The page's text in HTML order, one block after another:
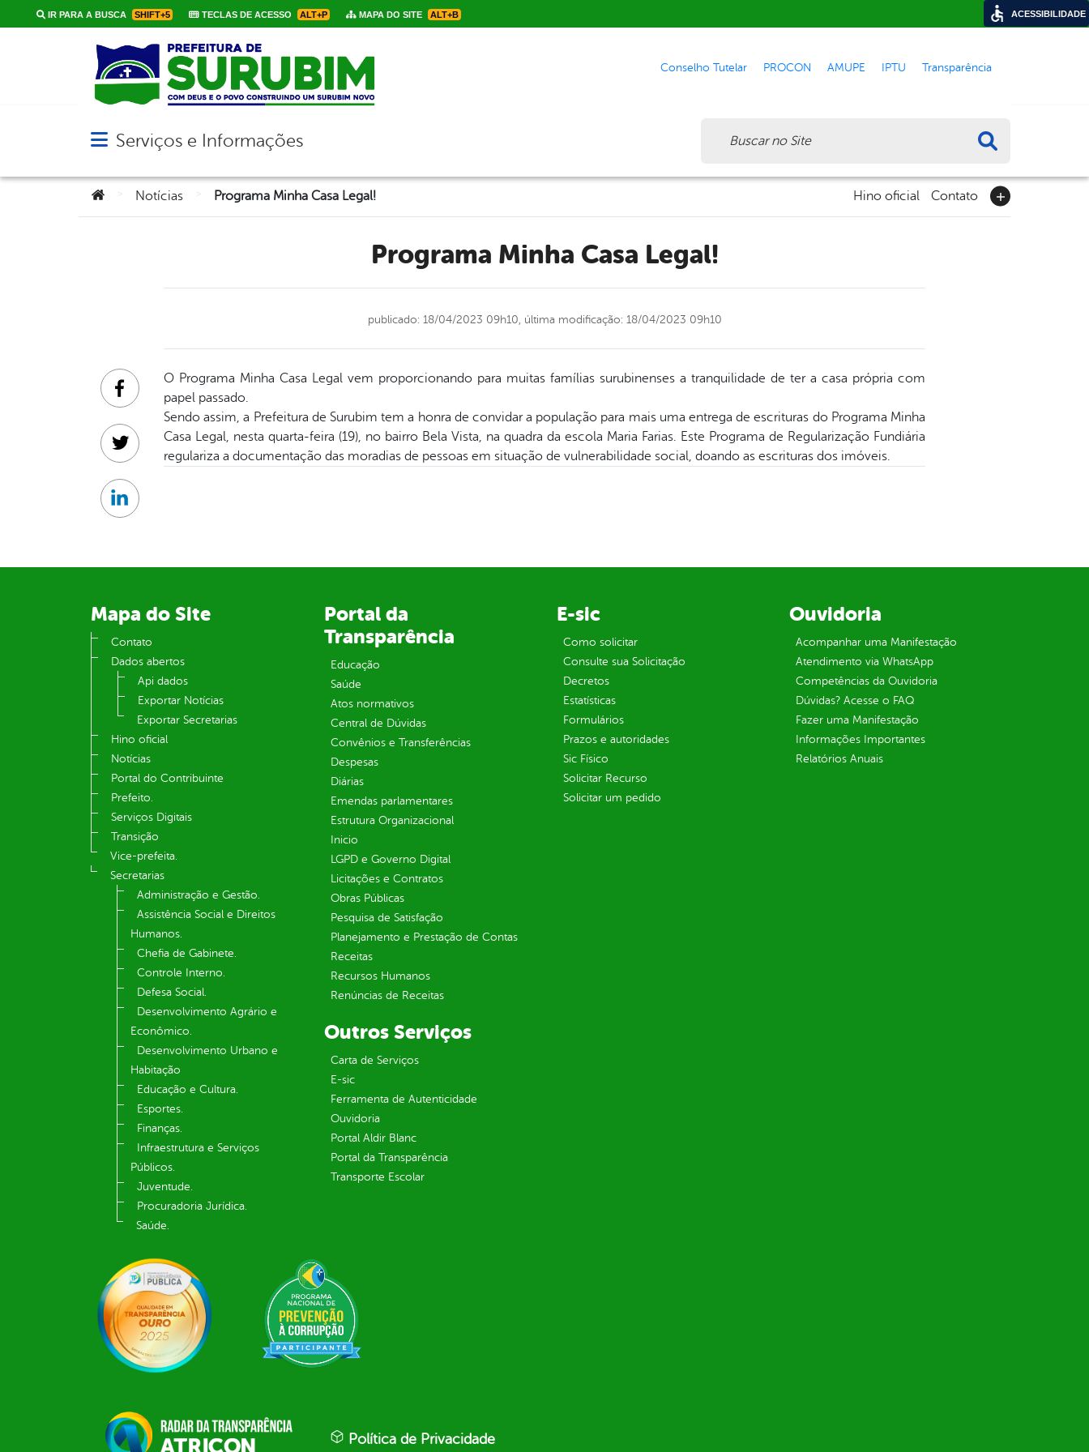
IR PARA A BUSCA SHIFT+5 TECLAS DE ACESSO ALT+P MAPA DO SITE ALT+B
Conselho Tutelar PROCON AMUPE IPTU Transparência
Abrir menu principal de navegação
Serviços e Informações
Você está aqui:
Notícias Programa Minha Casa Legal! Hino oficial Contato
Programa Minha Casa Legal!
publicado: 18/04/2023 09h10, última modificação: 18/04/2023 09h10
O Programa Minha Casa Legal vem proporcionando para muitas famílias surubinenses a tranquilidade de ter a casa própria com
papel passado.
Sendo assim, a Prefeitura de Surubim tem a honra de convidar a população para mais uma entrega de escrituras do Programa Minha
Casa Legal, nesta quarta-feira (19), no bairro Bela Vista, na quadra da escola Maria Farias. Este Programa de Regularização Fundiária
regulariza a documentação das moradias de pessoas em situação de vulnerabilidade social, doando as escrituras dos imóveis.
Facebook
Twitter
Linkedin
Mapa do Site
Contato
Dados abertos
Api dados
Exportar Notícias
Exportar Secretarias
Hino oficial
Notícias
Portal do Contribuinte
Prefeito.
Serviços Digitais
Transição
Vice-prefeita.
Secretarias
Administração e Gestão.
Assistência Social e Direitos
Humanos.
Chefia de Gabinete.
Controle Interno.
Defesa Social.
Desenvolvimento Agrário e
Econômico.
Desenvolvimento Urbano e
Habitação
Educação e Cultura.
Esportes.
Finanças.
Infraestrutura e Serviços
Públicos.
Juventude.
Procuradoria Jurídica.
Saúde.
Portal da
Transparência
Educação
Saúde
Atos normativos
Central de Dúvidas
Convênios e Transferências
Despesas
Diárias
Emendas parlamentares
Estrutura Organizacional
Inicio
LGPD e Governo Digital
Licitações e Contratos
Obras Públicas
Pesquisa de Satisfação
Planejamento e Prestação de Contas
Receitas
Recursos Humanos
Renúncias de Receitas
E-sic
Como solicitar
Consulte sua Solicitação
Decretos
Estatísticas
Formulários
Prazos e autoridades
Sic Físico
Solicitar Recurso
Solicitar um pedido
Ouvidoria
Acompanhar uma Manifestação
Atendimento via WhatsApp
Competências da Ouvidoria
Dúvidas? Acesse o FAQ
Fazer uma Manifestação
Informações Importantes
Relatórios Anuais
Outros Serviços
Carta de Serviços
E-sic
Ferramenta de Autenticidade
Ouvidoria
Portal Aldir Blanc
Portal da Transparência
Transporte Escolar
Política de Privacidade
ACESSIBILIDADE